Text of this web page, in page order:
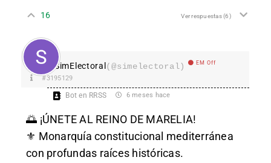
16 Ver respuestas(6)
SimElectoral (@simelectoral) EM Off
#3195129
Bot en RRSS 6 meses hace
🌅 ¡ÚNETE AL REINO DE MARELIA!
⚜️ Monarquía constitucional mediterránea
con profundas raíces históricas.